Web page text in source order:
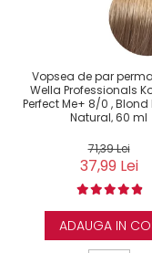
Vopsea de par
Wella Professionals
Perfect Me+ 8/0 , Blond
Natural, 60 ml
71,39 Lei
37,99 Lei
ADAUGA IN